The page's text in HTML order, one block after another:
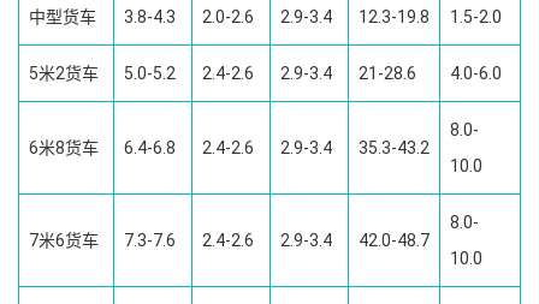
中型货车 3.8-4.3 2.0-2.6 2.9-3.4 12.3-19.8 1.5-2.0
5米2货车 5.0-5.2 2.4-2.6 2.9-3.4 21-28.6 4.0-6.0
6米8货车 6.4-6.8 2.4-2.6 2.9-3.4 35.3-43.2
8.0-
10.0
7米6货车 7.3-7.6 2.4-2.6 2.9-3.4 42.0-48.7
8.0-
10.0